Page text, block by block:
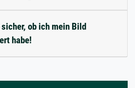
ob ich mein Bild
habe!